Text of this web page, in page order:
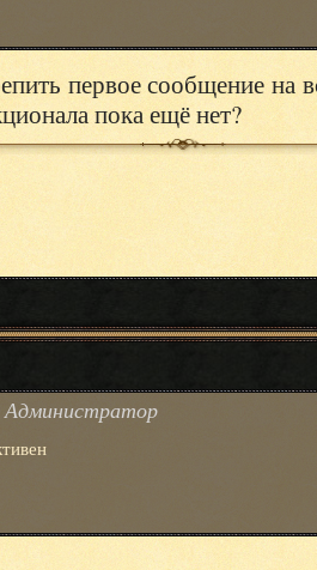
первое сообщение на
пока ещё нет?
Администратор